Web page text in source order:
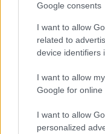
Google consents
I want to allow
related to
device identifiers
I want to allow
Google for online
I want to allow
personalized
Cómo hacer
Danonino lanza
para niños